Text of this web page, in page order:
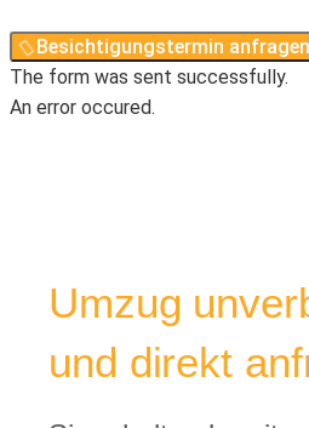
Besichtigungstermin anfragen
The form was sent successfully.
An error occured.
Umzug
und direkt